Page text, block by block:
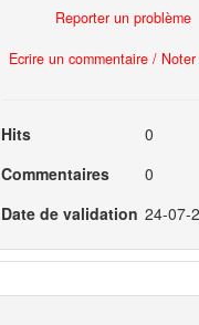
Reporter un problème
Ecrire un commentaire /
Hits
0
Commentaires
0
Date de validation 24-07-